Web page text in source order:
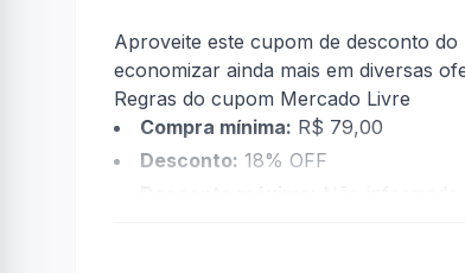
Aproveite este cupom de desconto
economizar ainda mais em diversas
Regras do cupom Mercado Livre
Compra mínima: R$ 79,00
Desconto: 18% OFF